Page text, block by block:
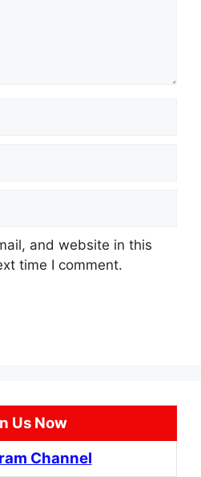
and website in this
time I comment.
Us Now
Channel